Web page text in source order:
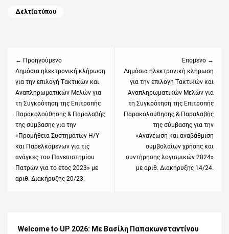
Categories
Δελτία τύπου
← Προηγούμενο
Previous
post:
Δημόσια ηλεκτρονική κλήρωση
για την επιλογή Tακτικών και
Aναπληρωματικών Mελών για
τη Συγκρότηση της Επιτροπής
Παρακολούθησης & Παραλαβής
της σύμβασης για την
«Προμήθεια Συστημάτων Η/Υ
και Παρελκόμενων για τις
ανάγκες του Πανεπιστημίου
Πατρών για το έτος 2023» με
αριθ. Διακήρυξης 20/23.
Επόμενο →
Next
post:
Δημόσια ηλεκτρονική κλήρωση
για την επιλογή Tακτικών και
Aναπληρωματικών Mελών για
τη Συγκρότηση της Επιτροπής
Παρακολούθησης & Παραλαβής
της σύμβασης για την
«Ανανέωση και αναβάθμιση
συμβολαίων χρήσης και
συντήρησης λογισμικών 2024»
με αριθ. Διακήρυξης 14/24.
Welcome to UP 2026: Με Βασίλη Παπακωνσταντίνου